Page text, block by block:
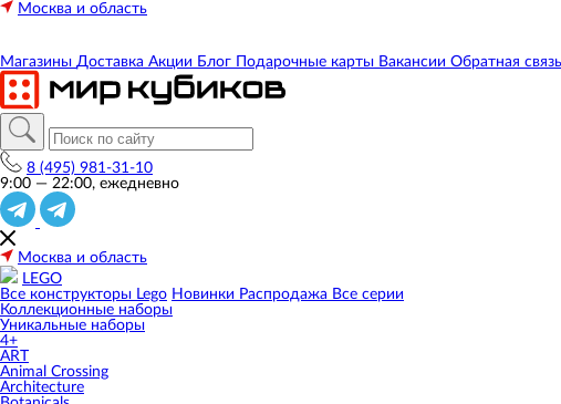
Москва и область
Магазины Доставка Акции Блог Подарочные карты Вакансии Обратная связь
8 (495) 981-31-10
9:00 — 22:00, ежедневно
Москва и область
LEGO
Все конструкторы Lego Новинки Распродажа Все серии
Коллекционные наборы
Уникальные наборы
4+
ART
Animal Crossing
Architecture